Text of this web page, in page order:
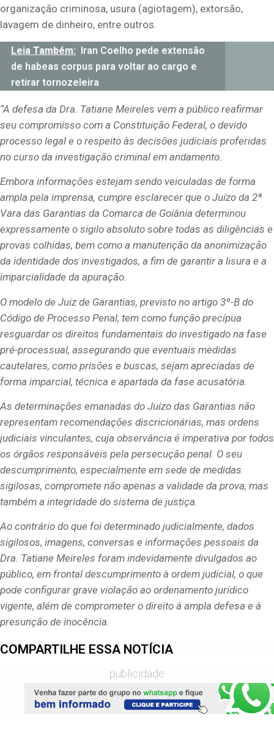
organização criminosa, usura (agiotagem), extorsão,
lavagem de dinheiro, entre outros.
Leia Também: Iran Coelho pede extensão
de habeas corpus para voltar ao cargo e
retirar tornozeleira
“A defesa da Dra. Tatiane Meireles vem a público reafirmar
seu compromisso com a Constituição Federal, o devido
processo legal e o respeito às decisões judiciais proferidas
no curso da investigação criminal em andamento.
Embora informações estejam sendo veiculadas de forma
ampla pela imprensa, cumpre esclarecer que o Juízo da 2ª
Vara das Garantias da Comarca de Goiânia determinou
expressamente o sigilo absoluto sobre todas as diligências e
provas colhidas, bem como a manutenção da anonimização
da identidade dos investigados, a fim de garantir a lisura e a
imparcialidade da apuração.
O modelo de Juiz de Garantias, previsto no artigo 3º-B do
Código de Processo Penal, tem como função precípua
resguardar os direitos fundamentais do investigado na fase
pré-processual, assegurando que eventuais medidas
cautelares, como prisões e buscas, sejam apreciadas de
forma imparcial, técnica e apartada da fase acusatória.
As determinações emanadas do Juízo das Garantias não
representam recomendações discricionárias, mas ordens
judiciais vinculantes, cuja observância é imperativa por todos
os órgãos responsáveis pela persecução penal. O seu
descumprimento, especialmente em sede de medidas
sigilosas, compromete não apenas a validade da prova, mas
também a integridade do sistema de justiça.
Ao contrário do que foi determinado judicialmente, dados
sigilosos, imagens, conversas e informações pessoais da
Dra. Tatiane Meireles foram indevidamente divulgados ao
público, em frontal descumprimento à ordem judicial, o que
pode configurar grave violação ao ordenamento jurídico
vigente, além de comprometer o direito à ampla defesa e à
presunção de inocência.
COMPARTILHE ESSA NOTÍCIA
publicidade